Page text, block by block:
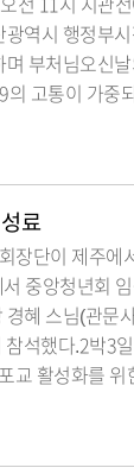
전 11시 지관
역시 행정부
부처님오신
고통이 가중
료
장단이 제주
중앙청년회
혜 스님(관문
석했다.2박3
교 활성화를